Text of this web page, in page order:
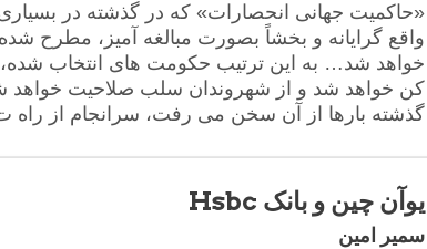
«حاکمیت جهانی انحصارات» که در گذشته در
واقع گرایانه و بخشاً بصورت مبالغه آمیز، مطرح شده
خواهد شد… به این ترتیب حکومت های انتخاب
کن خواهد شد و از شهروندان سلب صلاحیت خواهد
گذشته بارها از آن سخن می رفت، سرانجام از راه
یوآن چین و بانک Hsbc
سمیر امین